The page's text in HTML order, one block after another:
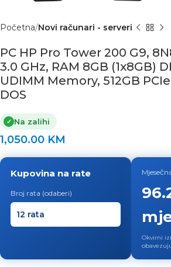
Početna Novi računari - serveri
PC HP Pro Tower 200 G9,
3.0 GHz, RAM 8GB (1x8GB)
UDIMM Memory, 512GB
DOS
✓ Na zalihi
1,050.00 KM
Kupovina na rate
Broj rata (odaberi)
Okvirni